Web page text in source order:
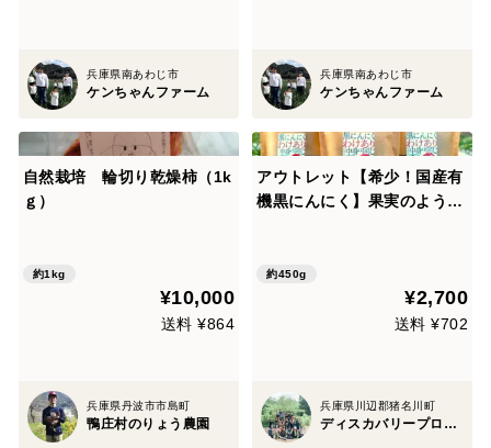
兵庫県南あわじ市
ケンちゃんファーム
兵庫県南あわじ市
ケンちゃんファーム
自然栽培 輪切り乾燥柿（1k
ｇ）
約1kg
¥10,000
送料 ¥864
兵庫県丹波市市島町
鴨庄村のりょう農園
アウトレット【希少！国産有
機黒にんにく】果実のような
約450g
¥2,700
送料 ¥702
兵庫県川辺郡猪名川町
ディスカバリープロジェクト